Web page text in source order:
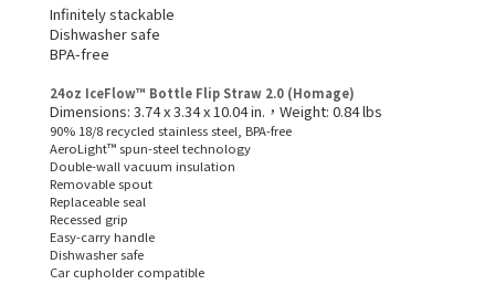
Infinitely stackable
Dishwasher safe
BPA-free
24oz IceFlow™ Bottle Flip Straw 2.0 (Homage)
Dimensions: 3.74 x 3.34 x 10.04 in.，Weight: 0.84 lbs
90% 18/8 recycled stainless steel, BPA-free
AeroLight™ spun-steel technology
Double-wall vacuum insulation
Removable spout
Replaceable seal
Recessed grip
Easy-carry handle
Dishwasher safe
Car cupholder compatible